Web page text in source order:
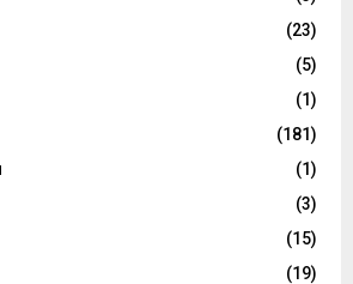
(23)
(5)
(1)
(181)
(1)
(3)
(15)
(19)